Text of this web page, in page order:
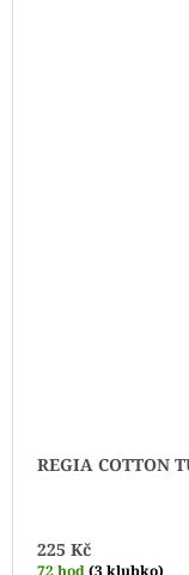
REGIA COTTON
225 Kč
72 hod (3 klubko)